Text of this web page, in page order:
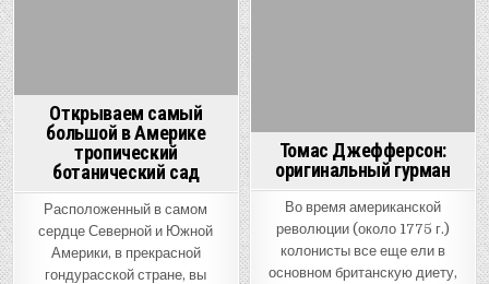
ДОБАВИТЬ
Открываем самый
большой в Америке
тропический
ботанический сад
Расположенный в самом
сердце Северной и Южной
Америки, в прекрасной
гондурасской стране, вы
Томас Джефферсон:
оригинальный гурман
Во время американской
революции (около 1775 г.)
колонисты все еще ели в
основном британскую диету,